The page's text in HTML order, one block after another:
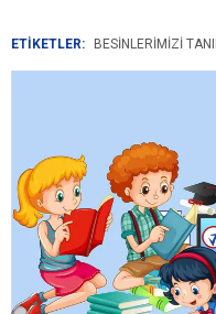
ETİKETLER: BESINLERIMIZI